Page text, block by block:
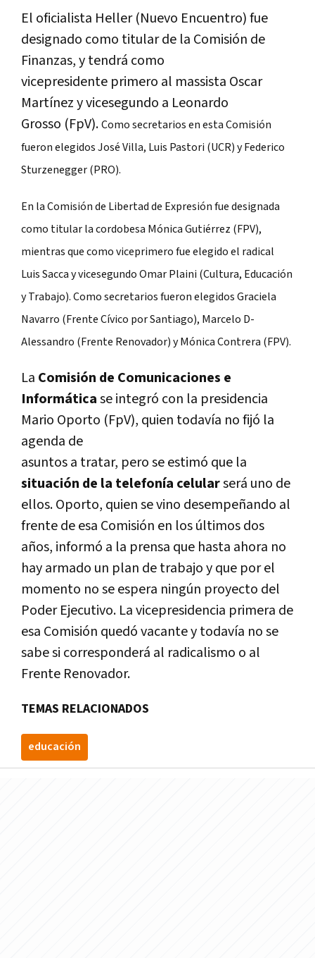
El oficialista Heller (Nuevo Encuentro) fue
designado como titular de la Comisión de
Finanzas, y tendrá como
vicepresidente primero al massista Oscar
Martínez y vicesegundo a Leonardo
Grosso (FpV).Como secretarios en esta Comisión
fueron elegidos José Villa, Luis Pastori (UCR) y Federico
Sturzenegger (PRO).
En la Comisión de Libertad de Expresión fue designada
como titular la cordobesa Mónica Gutiérrez (FPV),
mientras que comoviceprimero fue elegido el radical
Luis Sacca y vicesegundo Omar Plaini (Cultura, Educación
y Trabajo).Como secretarios fueron elegidos Graciela
Navarro (FrenteCívico por Santiago), Marcelo D-
Alessandro (Frente Renovador) yMónica Contrera (FPV).
La Comisión de Comunicaciones e
Informáticase integró con la presidencia
Mario Oporto (FpV), quien todavía no fijó la
agenda de
asuntos a tratar, pero se estimó que la
situación de la telefonía celularserá uno de
ellos. Oporto, quien se vino desempeñando al
frente de esa Comisión en los últimos dos
años, informó a la prensa que hasta ahora no
hay armado un plan de trabajo y que por el
momento no se espera ningún proyecto del
Poder Ejecutivo. La vicepresidencia primera de
esa Comisión quedó vacante y todavía no se
sabe si corresponderá al radicalismo o al
Frente Renovador.
TEMAS RELACIONADOS
educación